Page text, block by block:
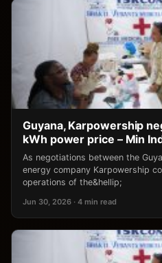
Guyana, Karpowership
kWh power price – Min
As negotiations between the
energy company Karpowership
operations of the&hellip;
Jun 30, 2026 · 4 min read